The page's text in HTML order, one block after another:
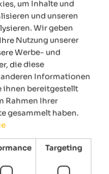
Leben und Arbeiten in
3. Etage die römische
Volksglaube vorgestellt
Themenweg die
der frischen Luft
und Zeugen der
und am Sonnenburger
steht) zu besichtigen.
GERMAN
um Inhalte und
und unseren
Wir geben
Nutzung unserer
Werbe- und
die diese
Informationen
ihnen bereitgestellt
Rahmen Ihrer
gesammelt haben.
Targeting